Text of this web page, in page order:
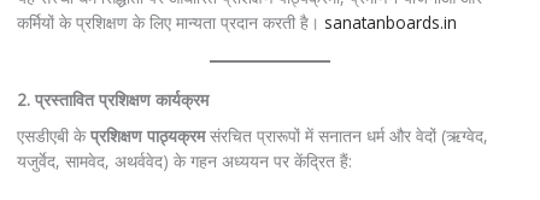
कर्मियों के प्रशिक्षण के लिए मान्यता प्रदान करती है। sanatanboards.in
2. प्रस्तावित प्रशिक्षण कार्यक्रम
एसडीएबी केप्रशिक्षण पाठ्यक्रमसंरचित प्रारूपों में सनातन धर्म और वेदों (ऋग्वेद,
यजुर्वेद, सामवेद, अथर्ववेद) के गहन अध्ययन पर केंद्रित हैं: